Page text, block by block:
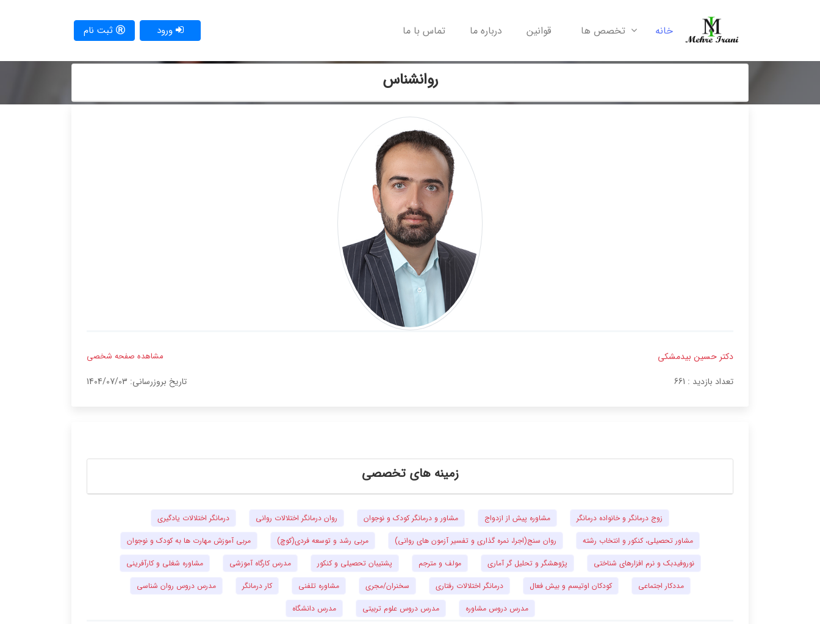
خانه تخصص ها قوانین درباره ما تماس با ما ورود ثبت نام
روانشناس
دکتر حسین بیدمشکی مشاهده صفحه شخصی
تعداد بازدید : 661 تاریخ بروزرسانی: 1404/07/03
زمینه های تخصصی
زوج درمانگر و خانواده درمانگر مشاوره پیش از ازدواج مشاور و درمانگر کودک و نوجوان روان درمانگر اختلالات روانی
درمانگر اختلالات یادگیری
مشاور تحصیلی، کنکور و انتخاب رشته
روان سنج(اجرا، نمره گذاری و تفسیر آزمون های روانی) مربی رشد و توسعه فردی(کوچ)
مربی آموزش مهارت ها به کودک و نوجوان
نوروفیدبک و نرم افزارهای شناختی
پژوهشگر و تحلیل گر آماری مولف و مترجم پشتیبان تحصیلی و کنکور مدرس کارگاه آموزشی
مشاوره شغلی و کارآفرینی
مددکار اجتماعی
کودکان اوتیسم و بیش فعال درمانگر اختلالات رفتاری سخنران/مجری مشاوره تلفنی کار درمانگر
مدرس دروس روان شناسی
مدرس دروس مشاوره
مدرس دروس علوم تربیتی مدرس دانشگاه